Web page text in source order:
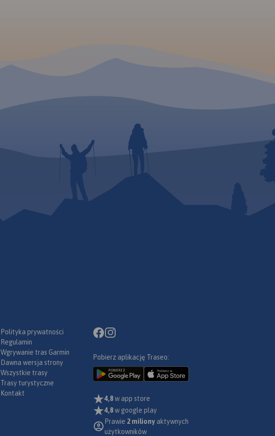
Polityka prywatności
Regulamin
Wgrywanie tras Garmin
Dawna wersja strony
Wszystkie trasy
Trasy turystyczne
Kontakt
Pobierz aplikację Traseo:
4,8w app store
4,8w google play
Prawie 2 miliony aktywnych
użytkowników